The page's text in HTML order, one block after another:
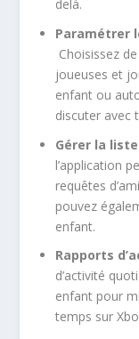
delà.
Paramétrer
Choisissez
joueuses et
enfant ou
discuter avec
Gérer la liste
l’application
requêtes
pouvez
enfant.
Rapports
d’activité
enfant pour
temps sur